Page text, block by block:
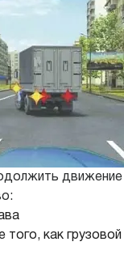
движение
как грузовой